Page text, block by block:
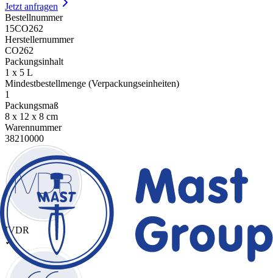
Jetzt anfragen
Bestellnummer
15CO262
Herstellernummer
CO262
Packungsinhalt
1 x 5 L
Mindestbestellmenge (Verpackungseinheiten)
1
Packungsmaß
8 x 12 x 8 cm
Warennummer
38210000
IVDR
✓